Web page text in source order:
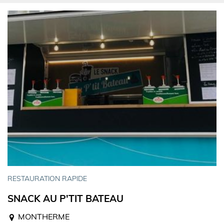
RESTAURATION RAPIDE
SNACK AU P'TIT BATEAU
MONTHERME